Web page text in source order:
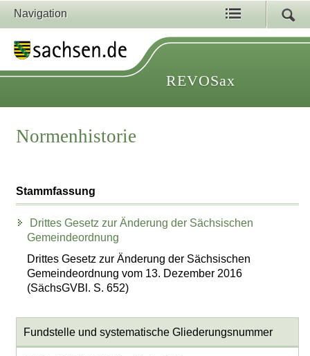
Navigation
REVOSax
Normenhistorie
Stammfassung
Drittes Gesetz zur Änderung der Sächsischen
Gemeindeordnung
Drittes Gesetz zur Änderung der Sächsischen
Gemeindeordnung vom 13. Dezember 2016
(SächsGVBl. S. 652)
Fundstelle und systematische Gliederungsnummer